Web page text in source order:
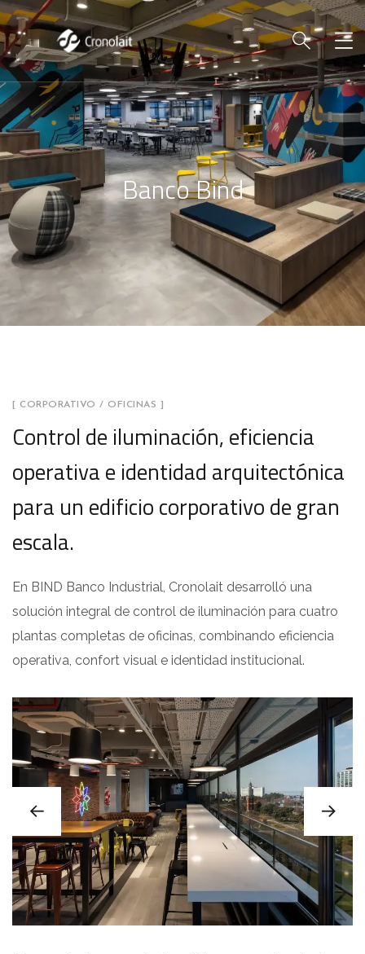
Banco Bind
[ CORPORATIVO / OFICINAS ]
Control de iluminación, eficiencia
operativa e identidad arquitectónica
para un edificio corporativo de gran
escala.
En BIND Banco Industrial, Cronolait desarrolló una
solución integral de control de iluminación para cuatro
plantas completas de oficinas, combinando eficiencia
operativa, confort visual e identidad institucional.